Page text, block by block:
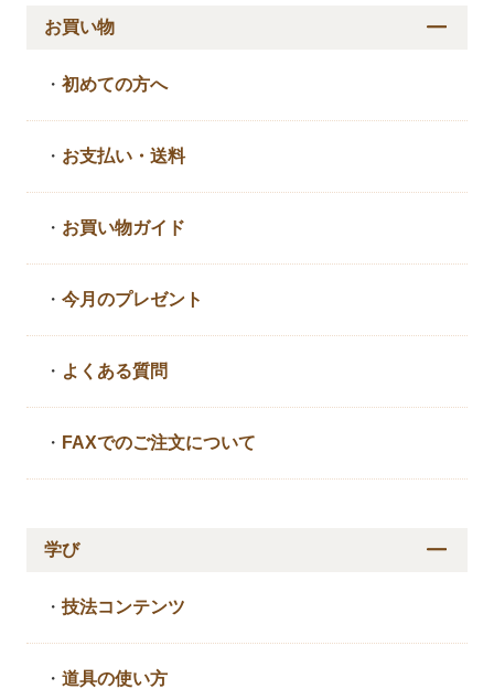
お買い物
・初めての方へ
・ お支払い・送料
・ お買い物ガイド
・今月のプレゼント
・ よくある質問
・ FAXでのご注文について
学び
・技法コンテンツ
・道具の使い方